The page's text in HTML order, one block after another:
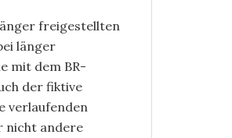
freigestellten
länger
mit dem BR-
der fiktive
verlaufenden
nicht andere